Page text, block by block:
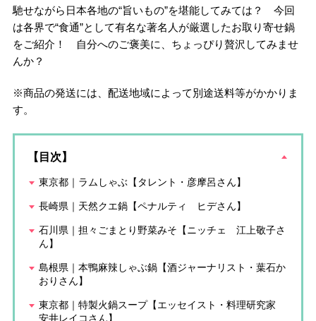
馳せながら日本各地の“旨いもの”を堪能してみては？ 今回
は各界で“食通”として有名な著名人が厳選したお取り寄せ鍋
をご紹介！ 自分へのご褒美に、ちょっぴり贅沢してみませ
んか？
※商品の発送には、配送地域によって別途送料等がかかりま
す。
【目次】
東京都｜ラムしゃぶ【タレント・彦摩呂さん】
長崎県｜天然クエ鍋【ペナルティ ヒデさん】
石川県｜担々ごまとり野菜みそ【ニッチェ 江上敬子さ
ん】
島根県｜本鴨麻辣しゃぶ鍋【酒ジャーナリスト・葉石か
おりさん】
東京都｜特製火鍋スープ【エッセイスト・料理研究家
安井レイコさん】